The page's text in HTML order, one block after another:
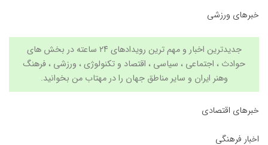
خبرهای ورزشی
جدیدترین اخبار و مهم ترین رویدادهای ۲۴ ساعته در بخش های
حوادث ، اجتماعی ، سیاسی ، اقتصاد و تکنولوژی، ورزشی ، فرهنگ
وهنر ایران و سایر مناطق جهان را در مهتاب من بخوانید.
خبرهای اقتصادی
اخبار فرهنگی